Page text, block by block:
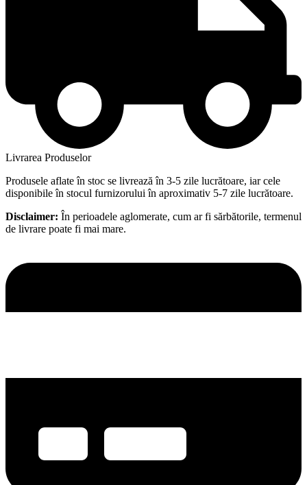
Livrarea Produselor
Produsele aflate în stoc se livrează în 3-5 zile lucrătoare, iar cele
disponibile în stocul furnizorului în aproximativ 5-7 zile lucrătoare.
Disclaimer: În perioadele aglomerate, cum ar fi sărbătorile, termenul
de livrare poate fi mai mare.